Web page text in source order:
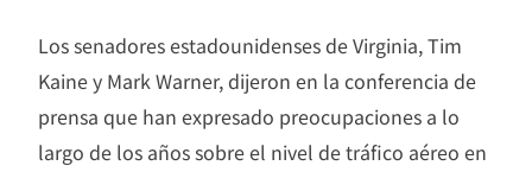
Los senadores estadounidenses de Virginia, Tim
Kaine y Mark Warner, dijeron en la conferencia de
prensa que han expresado preocupaciones a lo
largo de los años sobre el nivel de tráfico aéreo en